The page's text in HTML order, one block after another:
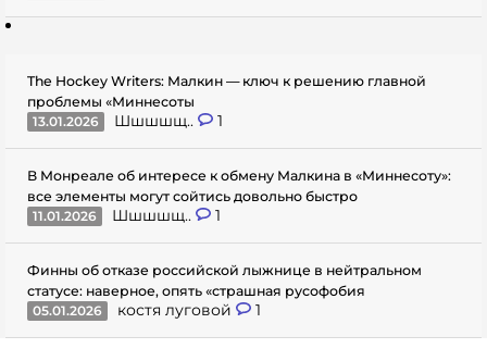
The Hockey Writers: Малкин — ключ к решению главной
проблемы «Миннесоты
13.01.2026
Шшшшщ.. 1
В Монреале об интересе к обмену Малкина в «Миннесоту»:
все элементы могут сойтись довольно быстро
11.01.2026
Шшшшщ.. 1
Финны об отказе российской лыжнице в нейтральном
статусе: наверное, опять «страшная русофобия
05.01.2026
костя луговой 1